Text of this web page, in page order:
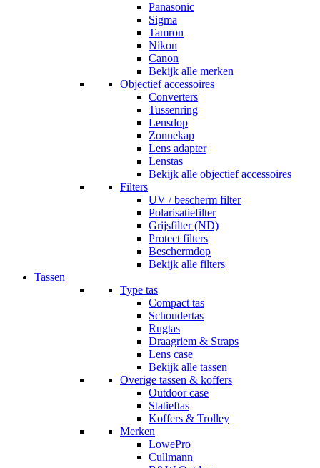
Panasonic
Sigma
Tamron
Nikon
Canon
Bekijk alle merken
Objectief accessoires
Converters
Tussenring
Lensdop
Zonnekap
Lens adapter
Lenstas
Bekijk alle objectief accessoires
Filters
UV / bescherm filter
Polarisatiefilter
Grijsfilter (ND)
Protect filters
Beschermdop
Bekijk alle filters
Tassen
Type tas
Compact tas
Schoudertas
Rugtas
Draagriem & Straps
Lens case
Bekijk alle tassen
Overige tassen & koffers
Outdoor case
Statieftas
Koffers & Trolley
Merken
LowePro
Cullmann